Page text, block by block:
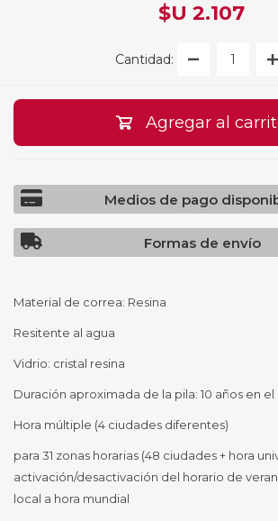
$U 2.107
Cantidad:
Agregar al
Medios de pago
Formas de envío
Material de correa: Resina
Resitente al agua
Vidrio: cristal resina
Duración aproximada de la pila: 10 años en
Hora múltiple (4 ciudades diferentes)
para 31 zonas horarias (48 ciudades + hora
activación/desactivación del horario de
local a hora mundial